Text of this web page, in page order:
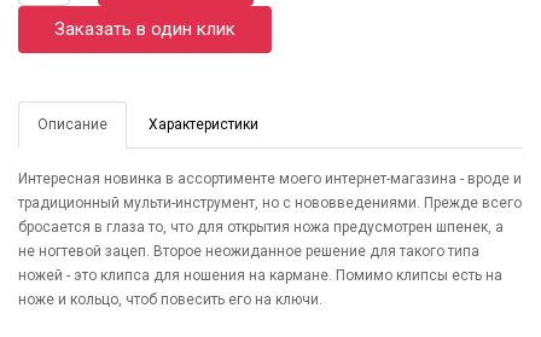
Заказать в один клик
Описание Характеристики
Интересная новинка в ассортименте моего интернет-магазина - вроде и
традиционный мульти-инструмент, но с нововведениями. Прежде всего
бросается в глаза то, что для открытия ножа предусмотрен шпенек, а
не ногтевой зацеп. Второе неожиданное решение для такого типа
ножей - это клипса для ношения на кармане. Помимо клипсы есть на
ноже и кольцо, чтоб повесить его на ключи.